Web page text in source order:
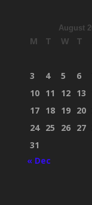
August
M T W T
3
4 5 6
10 11 12 13
17 18 19 20
24 25 26 27
31
« Dec